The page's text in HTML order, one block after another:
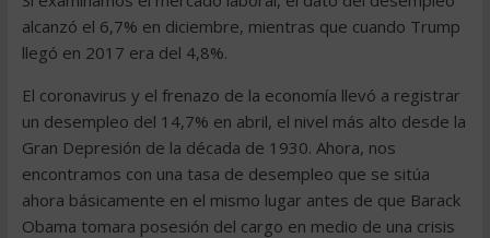
alcanzó el 6,7% en diciembre, mientras que cuando Trump
llegó en 2017 era del 4,8%.
El coronavirus y el frenazo de la economía llevó a registrar
un desempleo del 14,7% en abril, el nivel más alto desde la
Gran Depresión de la década de 1930. Ahora, nos
encontramos con una tasa de desempleo que se sitúa
ahora básicamente en el mismo lugar antes de que Barack
Obama tomara posesión del cargo en medio de una crisis